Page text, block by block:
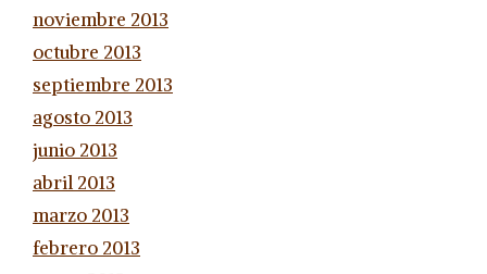
noviembre 2013
octubre 2013
septiembre 2013
agosto 2013
junio 2013
abril 2013
marzo 2013
febrero 2013